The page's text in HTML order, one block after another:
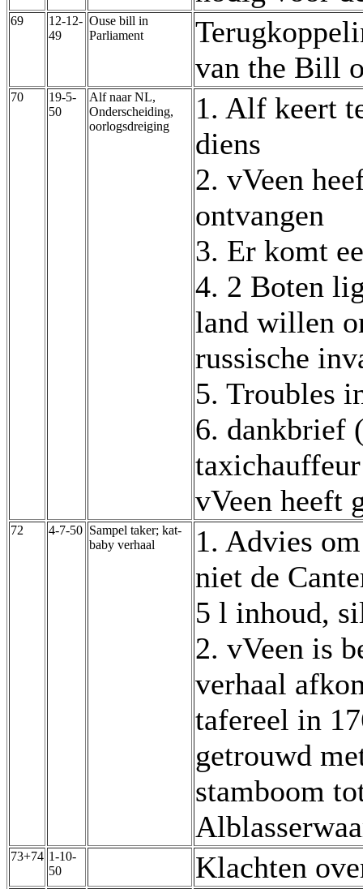
69
12-12-
49
Ouse bill in
Parliament
van the Bill
70
19-5-
50
Alf naar NL,
Onderscheiding,
oorlogsdreiging
1. Alf keert
diens
2. vVeen
ontvangen
3. Er komt
4. 2 Boten
land willen
russische
5. Troubles
6. dankbrief
vVeen heeft
72 4-7-50 Sampel taker; kat-
baby verhaal
1. Advies
niet de
5 l inhoud,
2. vVeen is
verhaal
tafereel in
getrouwd
stamboom
73+74 1-10-
50
Klachten